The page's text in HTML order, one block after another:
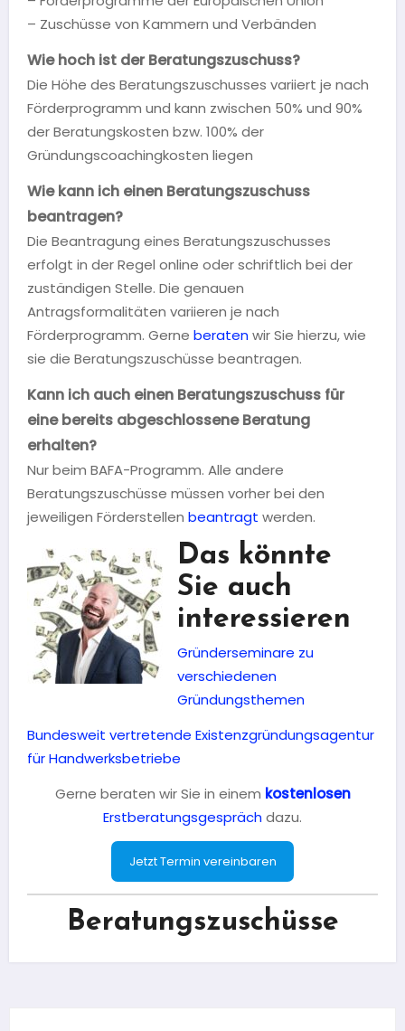
– Zuschüsse von Kammern und Verbänden
Wie hoch ist der Beratungszuschuss?
Die Höhe des Beratungszuschusses variiert je nach
Förderprogramm und kann zwischen 50% und 90%
der Beratungskosten bzw. 100% der
Gründungscoachingkosten liegen
Wie kann ich einen Beratungszuschuss
beantragen?
Die Beantragung eines Beratungszuschusses
erfolgt in der Regel online oder schriftlich bei der
zuständigen Stelle. Die genauen
Antragsformalitäten variieren je nach
Förderprogramm. Gerne beratenwir Sie hierzu, wie
sie die Beratungszuschüsse beantragen.
Kann ich auch einen Beratungszuschuss für
eine bereits abgeschlossene Beratung
erhalten?
Nur beim BAFA-Programm. Alle andere
Beratungszuschüsse müssen vorher bei den
jeweiligen Förderstellen beantragt werden.
Das könnte
Sie auch
interessieren
Gründerseminare zu
verschiedenen
Gründungsthemen
Bundesweit vertretende Existenzgründungsagentur
für Handwerksbetriebe
Gerne beraten wir Sie in einem kostenlosen
Erstberatungsgesprächdazu.
Jetzt Termin vereinbaren
Beratungszuschüsse